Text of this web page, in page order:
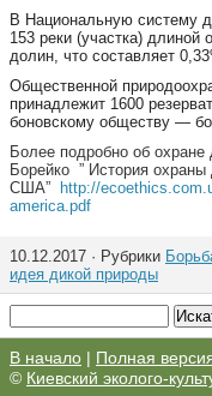
В На­ци­о­наль­ную сис­те­му
153 ре­ки (участ­ка)
до­лин, что сос­тав­ля­ет
Об­ще­ст­вен­ной
при­над­ле­жит 1600
бо­но­вс­ко­му об­ще­ст­ву —
Более подробно об
Борейко ” История
США”
http://
america.pdf
10.12.2017 · Рубрики
идея дикой природы
В начало | Полная
© Киевский эколого-